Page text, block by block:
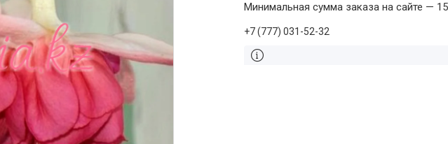
Минимальная сумма заказа на сайте —
+7 (777) 031-52-32